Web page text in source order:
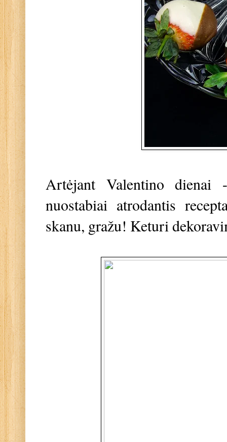
Artėjant Valentino dienai
nuostabiai atrodantis
skanu, gražu! Keturi